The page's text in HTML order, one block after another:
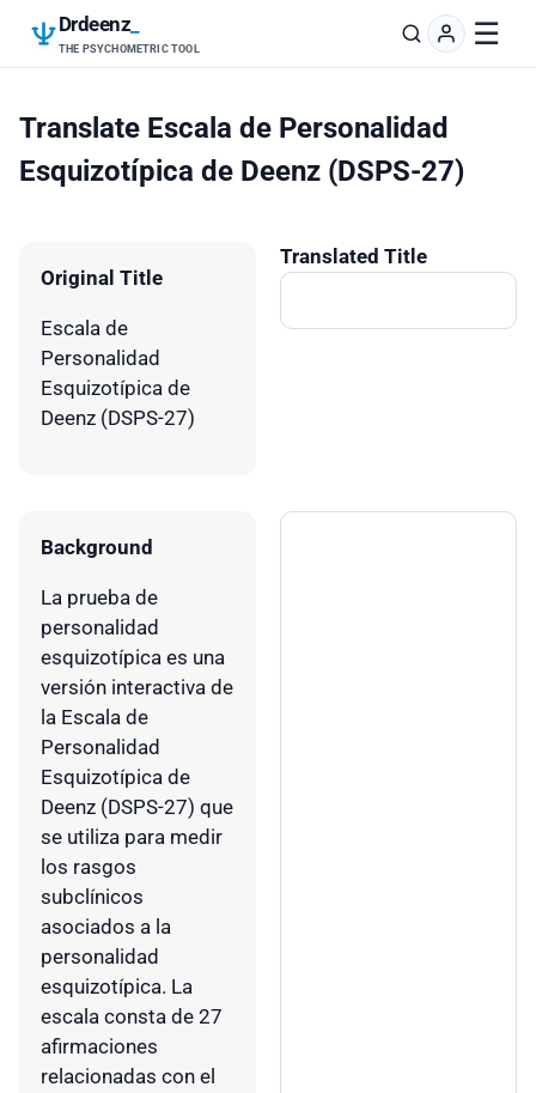
Drdeenz
THE PSYCHOMETRIC TOOL ☰
Translate Escala de Personalidad
Esquizotípica de Deenz (DSPS-27)
Original Title
Escala de
Personalidad
Esquizotípica de
Deenz (DSPS-27)
Translated Title
Background
La prueba de
personalidad
esquizotípica es una
versión interactiva de
la Escala de
Personalidad
Esquizotípica de
Deenz (DSPS-27) que
se utiliza para medir
los rasgos
subclínicos
asociados a la
personalidad
esquizotípica. La
escala consta de 27
afirmaciones
relacionadas con el